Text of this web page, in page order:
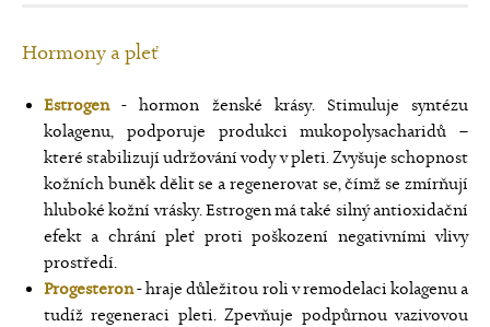
Hormony a pleť
Estrogen- hormon ženské krásy. Stimuluje syntézu
kolagenu, podporuje produkci mukopolysacharidů –
které stabilizují udržování vody v pleti. Zvyšuje schopnost
kožních buněk dělit se a regenerovat se, čímž se zmírňují
hluboké kožní vrásky. Estrogen má také silný antioxidační
efekt a chrání pleť proti poškození negativními vlivy
prostředí.
Progesteron- hraje důležitou roli v remodelaci kolagenu a
tudíž regeneraci pleti. Zpevňuje podpůrnou vazivovou